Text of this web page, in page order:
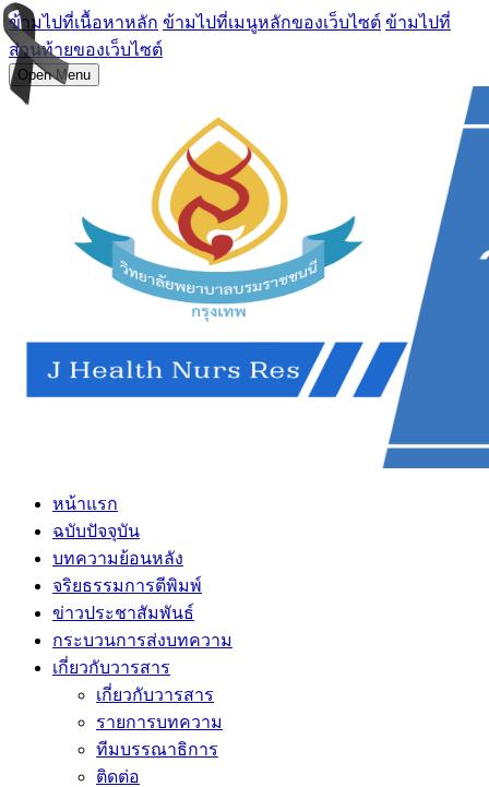
ข้ามไปที่เนื้อหาหลัก ข้ามไปที่เมนูหลักของเว็บไซต์ ข้ามไปที่
ส่วนท้ายของเว็บไซต์
Open Menu
หน้าแรก
ฉบับปัจจุบัน
บทความย้อนหลัง
จริยธรรมการตีพิมพ์
ข่าวประชาสัมพันธ์
กระบวนการส่งบทความ
เกี่ยวกับวารสาร
เกี่ยวกับวารสาร
รายการบทความ
ทีมบรรณาธิการ
ติดต่อ